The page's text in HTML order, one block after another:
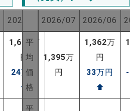
2025/07
1,620万
円
24万円
⬆
2026/07 2026/06
平
均
価
格
1,395万
円
1,362万
円
33万円
⬆
平